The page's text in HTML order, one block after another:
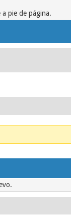
a pie de página.